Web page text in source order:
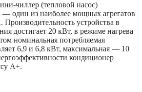
чиллер (тепловой насос)
один из наиболее мощных агрегатов
устройства в
достигает 20 кВт, в режиме нагрева
номинальная потребляемая
6,9 и 6,8 кВт, максимальная — 10
кондиционер
A+.